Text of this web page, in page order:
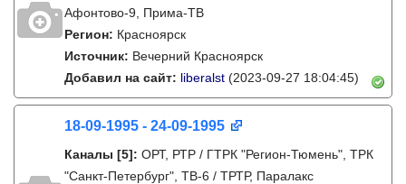
Афонтово-9, Прима-ТВ
Регион: Красноярск
Источник: Вечерний Красноярск
Добавил на сайт: liberalst (2023-09-27 18:04:45)
18-09-1995 - 24-09-1995
Каналы [5]: ОРТ, РТР / ГТРК "Регион-Тюмень", ТРК
"Санкт-Петербург", ТВ-6 / ТРТР, Паралакс